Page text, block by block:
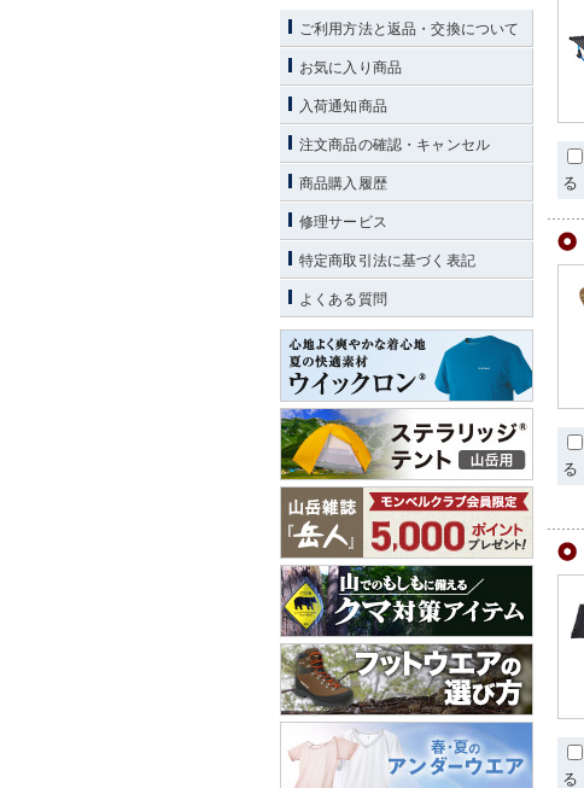
る
る
る
ご利用方法と返品・交換について
お気に入り商品
入荷通知商品
注文商品の確認・キャンセル
商品購入履歴
修理サービス
特定商取引法に基づく表記
よくある質問